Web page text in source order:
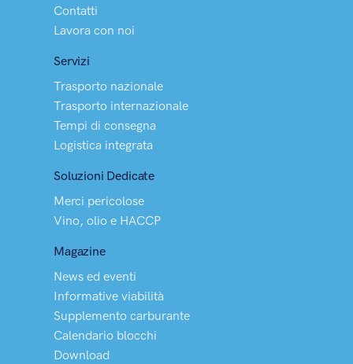
Contatti
Lavora con noi
Servizi
Trasporto nazionale
Trasporto internazionale
Tempi di consegna
Logistica integrata
Soluzioni Dedicate
Merci pericolose
Vino, olio e HACCP
Magazine
News ed eventi
Informative viabilità
Supplemento carburante
Calendario blocchi
Download